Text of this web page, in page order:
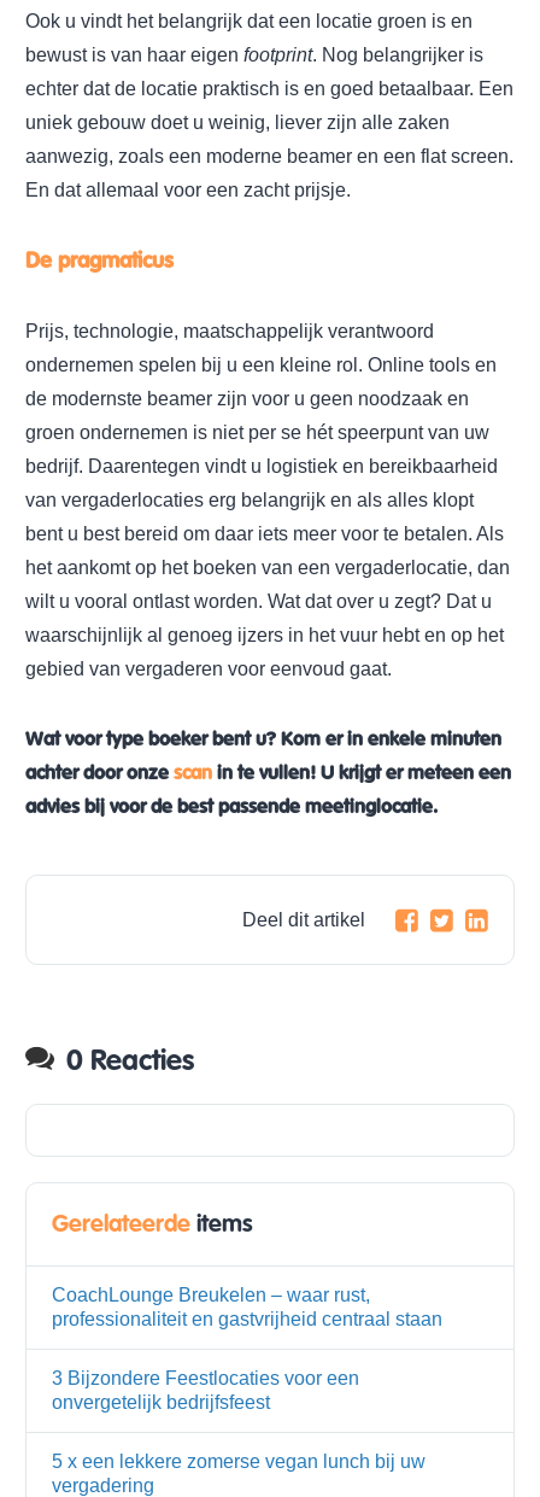
Ook u vindt het belangrijk dat een locatie groen is en
bewust is van haar eigen footprint. Nog belangrijker is
echter dat de locatie praktisch is en goed betaalbaar. Een
uniek gebouw doet u weinig, liever zijn alle zaken
aanwezig, zoals een moderne beamer en een flat screen.
En dat allemaal voor een zacht prijsje.
De pragmaticus
Prijs, technologie, maatschappelijk verantwoord
ondernemen spelen bij u een kleine rol. Online tools en
de modernste beamer zijn voor u geen noodzaak en
groen ondernemen is niet per se hét speerpunt van uw
bedrijf. Daarentegen vindt u logistiek en bereikbaarheid
van vergaderlocaties erg belangrijk en als alles klopt
bent u best bereid om daar iets meer voor te betalen. Als
het aankomt op het boeken van een vergaderlocatie, dan
wilt u vooral ontlast worden. Wat dat over u zegt? Dat u
waarschijnlijk al genoeg ijzers in het vuur hebt en op het
gebied van vergaderen voor eenvoud gaat.
Wat voor type boeker bent u? Kom er in enkele minuten
achter door onze scan in te vullen! U krijgt er meteen een
advies bij voor de best passende meetinglocatie.
Deel dit artikel
0 Reacties
Gerelateerde items
CoachLounge Breukelen – waar rust,
professionaliteit en gastvrijheid centraal staan
3 Bijzondere Feestlocaties voor een
onvergetelijk bedrijfsfeest
5 x een lekkere zomerse vegan lunch bij uw
vergadering